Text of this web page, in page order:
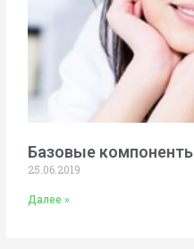
Базовые
25.06.2019
Далее »